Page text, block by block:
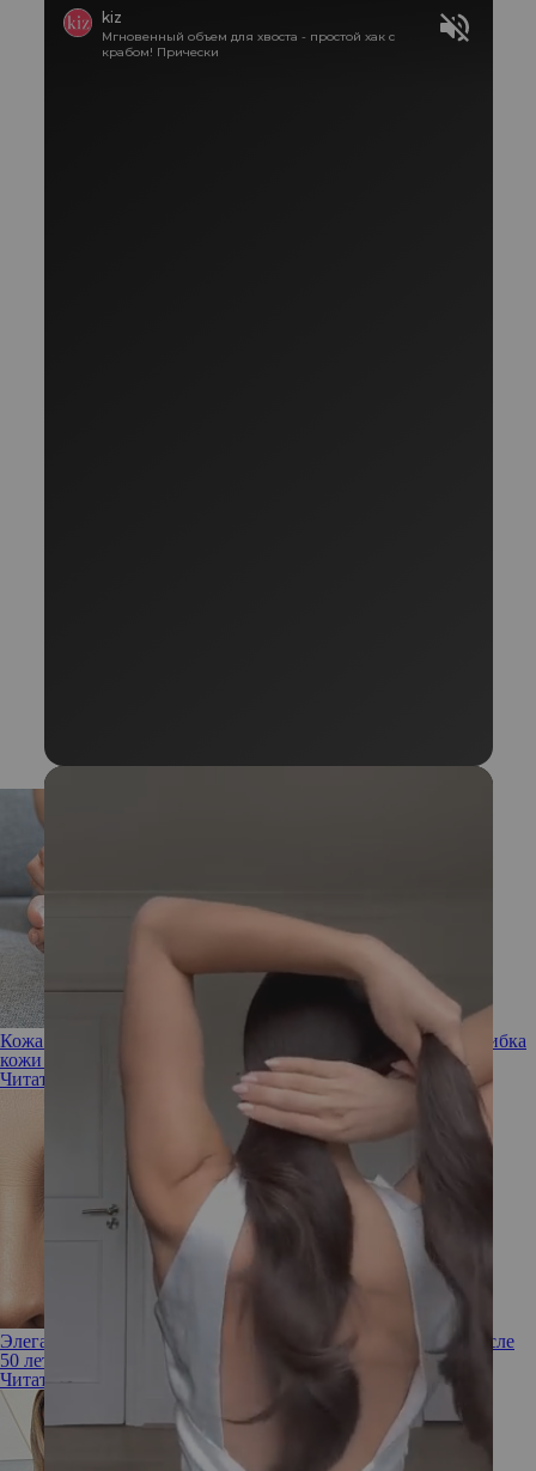
Кожа чешется, ногти крошатся: сложно ли избавиться от грибка
кожи и ногтей?
Читать полностью
Элегантный маникюр: топ-4 формы ногтей для женщин после
50 лет
Читать полностью